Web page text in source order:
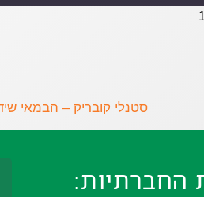
סטנלי קובריק – הבמאי
החברתיות: